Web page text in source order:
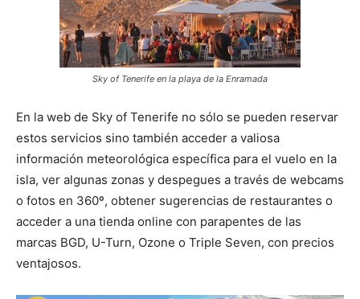
Sky of Tenerife en la playa de la Enramada
En la web de Sky of Tenerife no sólo se pueden reservar
estos servicios sino también acceder a valiosa
información meteorológica específica para el vuelo en la
isla, ver algunas zonas y despegues a través de webcams
o fotos en 360º, obtener sugerencias de restaurantes o
acceder a una tienda online con parapentes de las
marcas BGD, U-Turn, Ozone o Triple Seven, con precios
ventajosos.